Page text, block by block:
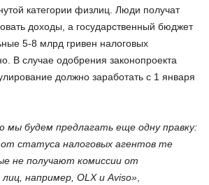
категории физлиц. Люди получат
доходы, а государственный бюджет
5-8 млрд гривен налоговых
В случае одобрения законопроекта
должно заработать с 1 января
мы будем предлагать еще одну правку:
статуса налоговых агентов те
не получают комиссии от
например, OLX и Aviso»,